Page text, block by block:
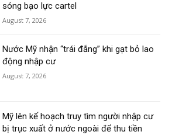
sóng bạo lực cartel
August 7, 2026
Nước Mỹ nhận “trái đắng” khi gạt bỏ lao
động nhập cư
August 7, 2026
Mỹ lên kế hoạch truy tìm người nhập cư
bị trục xuất ở nước ngoài để thu tiền